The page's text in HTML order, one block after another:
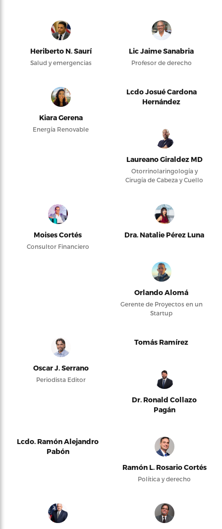
Heriberto N. Saurí
Salud y emergencias
Lic Jaime Sanabria
Profesor de derecho
Kiara Gerena
Energía Renovable
Lcdo Josué Cardona
Hernández
Laureano Giraldez MD
Otorrinolaringología y
Cirugía de Cabeza y Cuello
Moises Cortés
Consultor Financiero
Dra. Natalie Pérez Luna
Orlando Alomá
Gerente de Proyectos en un
Startup
Oscar J. Serrano
Periodista Editor
Tomás Ramírez
Dr. Ronald Collazo
Pagán
Lcdo. Ramón Alejandro
Pabón
Ramón L. Rosario Cortés
Política y derecho